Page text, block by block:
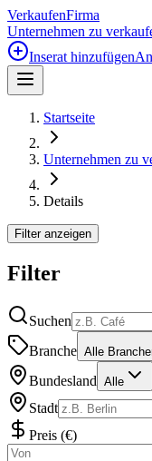
VerkaufenFirma
Unternehmen zu
Inserat hinzufügen
Startseite
Unternehmen zu
Details
Filter anzeigen
Filter
Suchen
Branche Alle
Bundesland Alle
Stadt
Preis (€)